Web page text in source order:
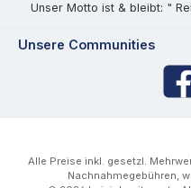
Unser Motto ist & bleibt: "
Unsere Communities
Alle Preise inkl. gesetzl.
Nachnahmegebühren,